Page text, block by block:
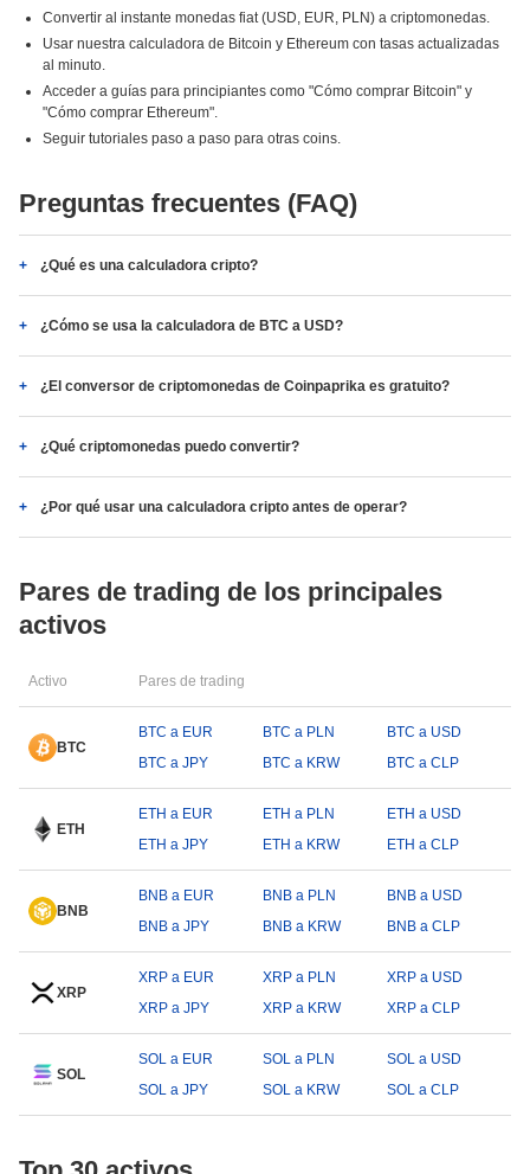
Convertir al instante monedas fiat (USD, EUR, PLN) a criptomonedas.
Usar nuestra calculadora de Bitcoin y Ethereum con tasas actualizadas
al minuto.
Acceder a guías para principiantes como "Cómo comprar Bitcoin" y
"Cómo comprar Ethereum".
Seguir tutoriales paso a paso para otras coins.
Preguntas frecuentes (FAQ)
¿Qué es una calculadora cripto?
¿Cómo se usa la calculadora de BTC a USD?
¿El conversor de criptomonedas de Coinpaprika es gratuito?
¿Qué criptomonedas puedo convertir?
¿Por qué usar una calculadora cripto antes de operar?
Pares de trading de los principales
activos
Activo Pares de trading
BTC
BTC a EUR BTC a PLN
BTC a USD
BTC a JPY
BTC a KRW BTC a CLP
ETH
ETH a EUR ETH a PLN
ETH a USD
ETH a JPY
ETH a KRW ETH a CLP
BNB
BNB a EUR BNB a PLN
BNB a USD
BNB a JPY
BNB a KRW BNB a CLP
XRP
XRP a EUR XRP a PLN
XRP a USD
XRP a JPY
XRP a KRW XRP a CLP
SOL
SOL a EUR SOL a PLN
SOL a USD
SOL a JPY
SOL a KRW SOL a CLP